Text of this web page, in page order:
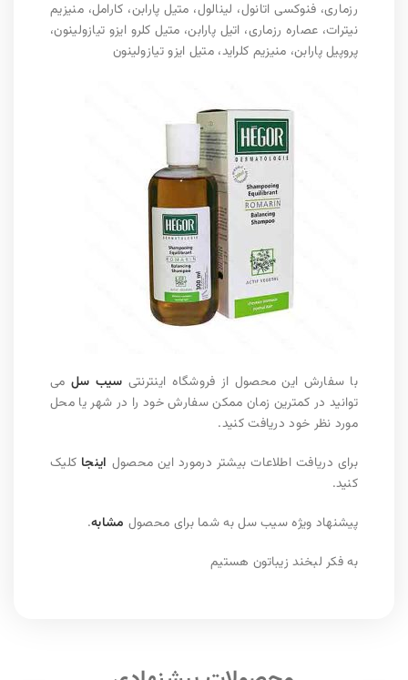
رزماری، فنوکسی اتانول، لینالول، متیل پارابن، کارامل، منیزیم
نیترات، عصاره رزماری، اتیل پارابن، متیل کلرو ایزو تیازولینون،
پروپیل پارابن، منیزیم کلراید، متیل ایزو تیازولینون
با سفارش این محصول از فروشگاه اینترنتی سیب سل می
توانید در کمترین زمان ممکن سفارش خود را در شهر یا محل
مورد نظر خود دریافت کنید.
برای دریافت اطلاعات بیشتر درمورد این محصول اینجا کلیک
کنید.
پیشنهاد ویژه سیب سل به شما برای محصول مشابه.
به فکر لبخند زیباتون هستیم